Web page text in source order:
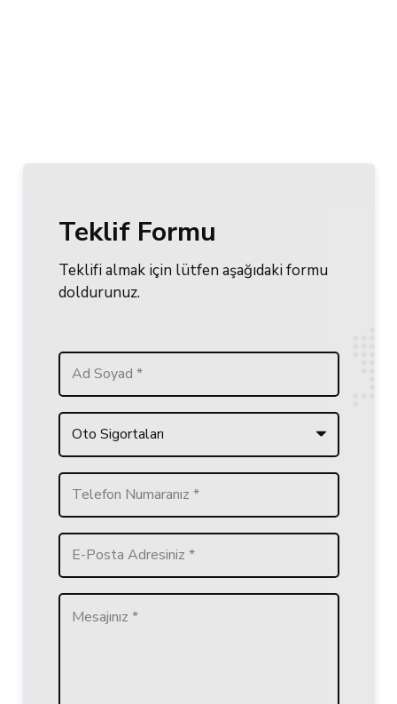
Teklif Formu
Teklifi almak için lütfen aşağıdaki formu
doldurunuz.